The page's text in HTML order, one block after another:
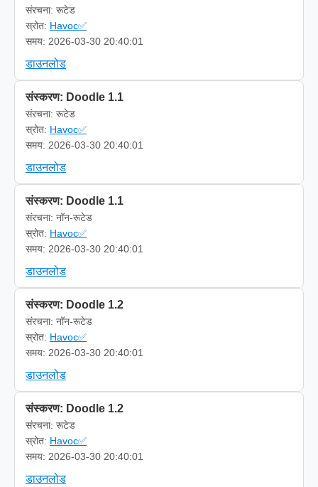
संरचना: रूटेड
स्रोत: Havoc✅
समय: 2026-03-30 20:40:01
डाउनलोड
संस्करण: Doodle 1.1
संरचना: रूटेड
स्रोत: Havoc✅
समय: 2026-03-30 20:40:01
डाउनलोड
संस्करण: Doodle 1.1
संरचना: नॉन-रूटेड
स्रोत: Havoc✅
समय: 2026-03-30 20:40:01
डाउनलोड
संस्करण: Doodle 1.2
संरचना: नॉन-रूटेड
स्रोत: Havoc✅
समय: 2026-03-30 20:40:01
डाउनलोड
संस्करण: Doodle 1.2
संरचना: रूटेड
स्रोत: Havoc✅
समय: 2026-03-30 20:40:01
डाउनलोड